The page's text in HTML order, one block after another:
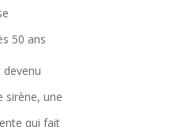
50 ans
devenu
sirène, une
qui fait